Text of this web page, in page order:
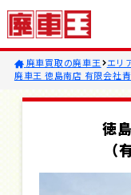
廃車買取の廃車王 エリ
廃車王 徳島南店 有限会社
徳
（